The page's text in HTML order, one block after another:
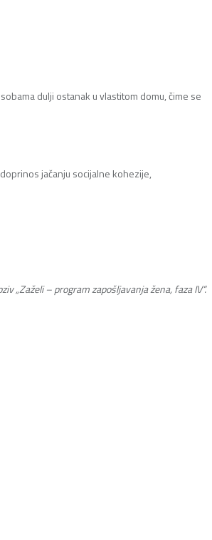
dulji ostanak u vlastitom domu, čime se
jačanju socijalne kohezije,
„Zaželi – program zapošljavanja žena, faza IV“.